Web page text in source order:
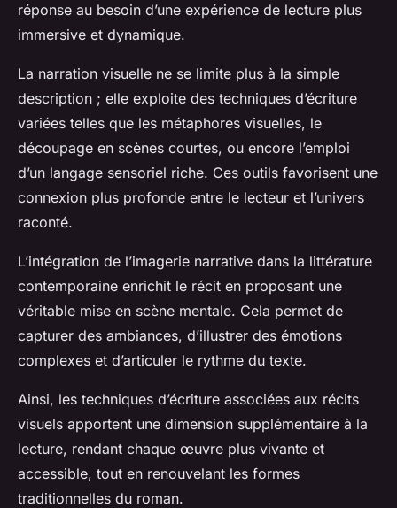
réponse au besoin d’une expérience de lecture plus
immersive et dynamique.
La narration visuelle ne se limite plus à la simple
description ; elle exploite des techniques d’écriture
variées telles que les métaphores visuelles, le
découpage en scènes courtes, ou encore l’emploi
d’un langage sensoriel riche. Ces outils favorisent une
connexion plus profonde entre le lecteur et l’univers
raconté.
L’intégration de l’imagerie narrative dans la littérature
contemporaine enrichit le récit en proposant une
véritable mise en scène mentale. Cela permet de
capturer des ambiances, d’illustrer des émotions
complexes et d’articuler le rythme du texte.
Ainsi, les techniques d’écriture associées aux récits
visuels apportent une dimension supplémentaire à la
lecture, rendant chaque œuvre plus vivante et
accessible, tout en renouvelant les formes
traditionnelles du roman.